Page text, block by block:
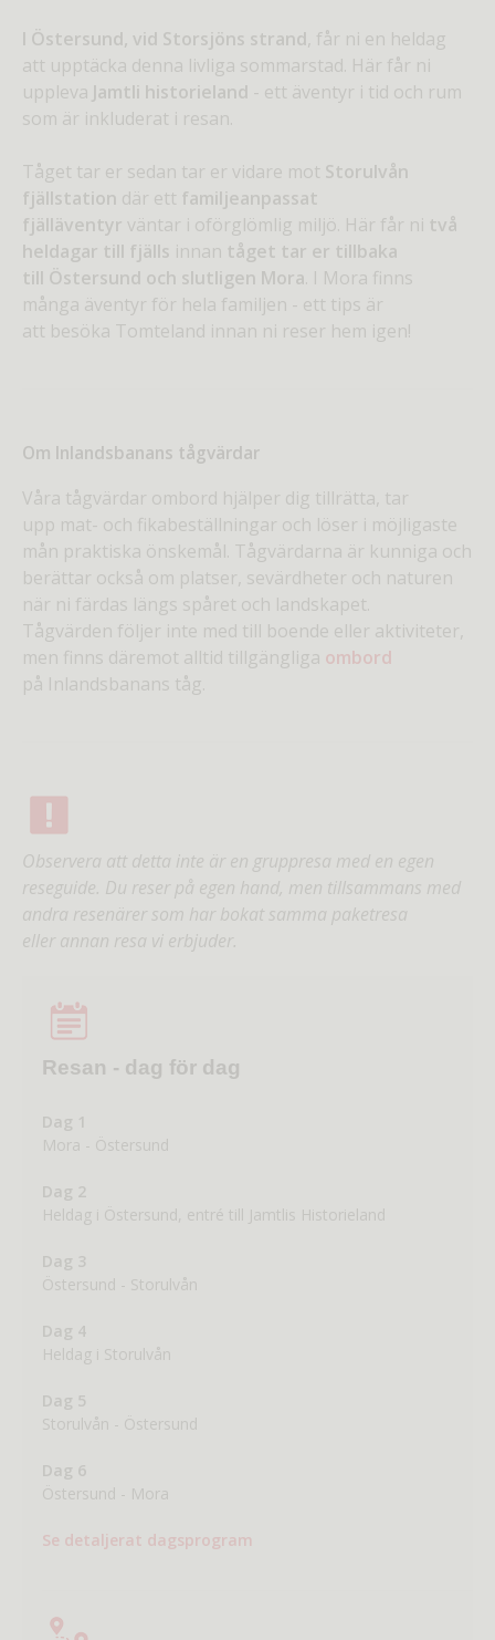
I Östersund, vid Storsjöns strand , får ni en heldag
att upptäcka denna livliga sommarstad. Här får ni
uppleva Jamtli historieland - ett äventyr i tid och rum
som är inkluderat i resan.
Tåget tar er sedan tar er vidare mot Storulvån
fjällstation där ett familjeanpassat
fjälläventyr väntar i oförglömlig miljö. Här får ni två
heldagar till fjälls innan tåget tar er tillbaka
till Östersund och slutligen Mora. I Mora finns
många äventyr för hela familjen - ett tips är
att besöka Tomteland innan ni reser hem igen!
Om Inlandsbanans tågvärdar
Våra tågvärdar ombord hjälper dig tillrätta, tar
upp mat- och fikabeställningar och löser i möjligaste
mån praktiska önskemål. Tågvärdarna är kunniga och
berättar också om platser, sevärdheter och naturen
när ni färdas längs spåret och landskapet.
Tågvärden följer inte med till boende eller aktiviteter,
men finns däremot alltid tillgängliga ombord
på Inlandsbanans tåg.
Observera att detta inte är en gruppresa med en egen
reseguide. Du reser på egen hand, men tillsammans med
andra resenärer som har bokat samma paketresa
eller annan resa vi erbjuder.
Resan - dag för dag
Dag 1
Mora - Östersund
Dag 2
Heldag i Östersund, entré till Jamtlis Historieland
Dag 3
Östersund - Storulvån
Dag 4
Heldag i Storulvån
Dag 5
Storulvån - Östersund
Dag 6
Östersund - Mora
Se detaljerat dagsprogram